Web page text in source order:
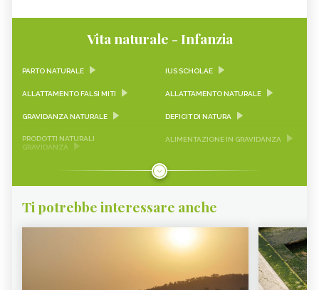
Vita naturale - Infanzia
PARTO NATURALE IUS SCHOLAE
ALLATTAMENTO FALSI MITI ALLATTAMENTO NATURALE
GRAVIDANZA NATURALE DEFICIT DI NATURA
PRODOTTI NATURALI
GRAVIDANZA
ALIMENTAZIONE IN GRAVIDANZA
ALIMENTAZIONE PER
SONNO BAMBINI
CRESCITA BAMBINI SVEZZAMENTO
PRODOTTI NATURALI PER BAMBINI
INTEGRATORI IN GRAVIDANZA
Ti potrebbe interessare anche